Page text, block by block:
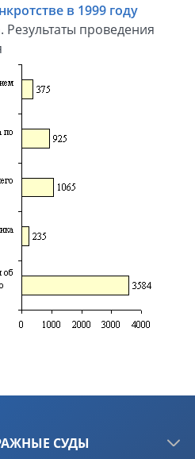
в 1999 году
Результаты проведения
СУДЫ